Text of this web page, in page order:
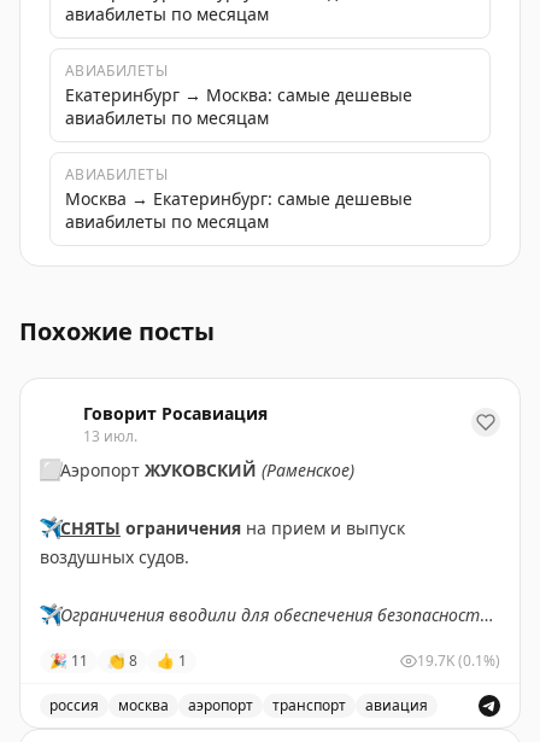
авиабилеты по месяцам
АВИАБИЛЕТЫ
Екатеринбург → Москва: самые дешевые
авиабилеты по месяцам
АВИАБИЛЕТЫ
Москва → Екатеринбург: самые дешевые
авиабилеты по месяцам
Похожие посты
Говорит Росавиация
13 июл.
⬜️Аэропорт ЖУКОВСКИЙ (Раменское)
✈️СНЯТЫ ограничения на прием и выпуск
воздушных судов.
✈️Ограничения вводили для обеспечения безопасности
✈️ Говорит Росавиация| MAX
🎉 11 👏 8 👍 1 19.7K(0.1%)
россия москва аэропорт транспорт авиация